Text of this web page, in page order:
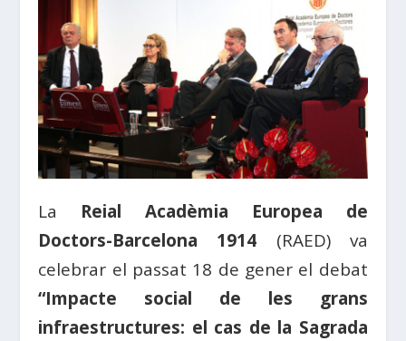
La Reial Acadèmia Europea de
Doctors-Barcelona 1914 (RAED) va
celebrar el passat 18 de gener el debat
“Impacte social de les grans
infraestructures: el cas de la Sagrada